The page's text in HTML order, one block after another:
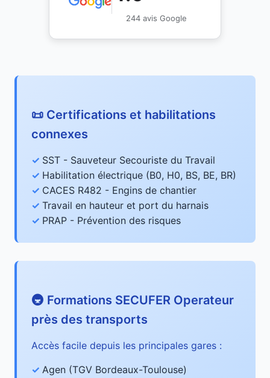
244 avis Google
📜 Certifications et habilitations
connexes
SST - Sauveteur Secouriste du Travail
Habilitation électrique (B0, H0, BS, BE, BR)
CACES R482 - Engins de chantier
Travail en hauteur et port du harnais
PRAP - Prévention des risques
🚇 Formations SECUFER Operateur
près des transports
Accès facile depuis les principales gares :
Agen (TGV Bordeaux-Toulouse)